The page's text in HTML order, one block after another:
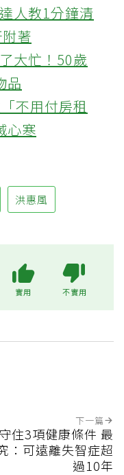
人教1分鐘清
著
大忙！50歲
品
不用付房租
心寒
洪惠風
實用 不實用
下一篇
住3項健康條件 最
：可遠離失智症超
過10年